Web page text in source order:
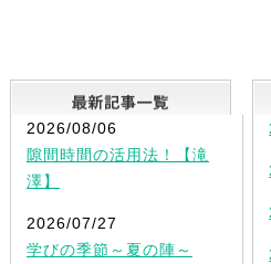
2026/08/06
隙間時間の活用法！【滝
澤】
2026/07/27
学びの季節～夏の陣～